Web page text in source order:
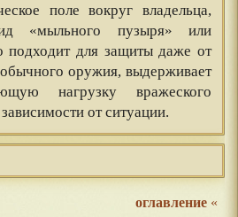
поле вокруг владельца,
«мыльного пузыря» или
подходит для защиты даже от
оружия, выдерживает
нагрузку вражеского
от ситуации.
оглавление «